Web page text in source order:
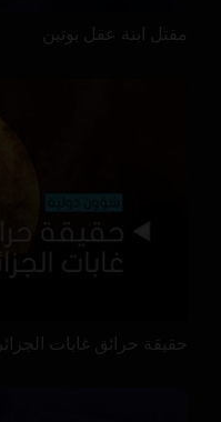
مقتل ابنة عقل بوتين
حقيقة حرائق غابات الجزائر